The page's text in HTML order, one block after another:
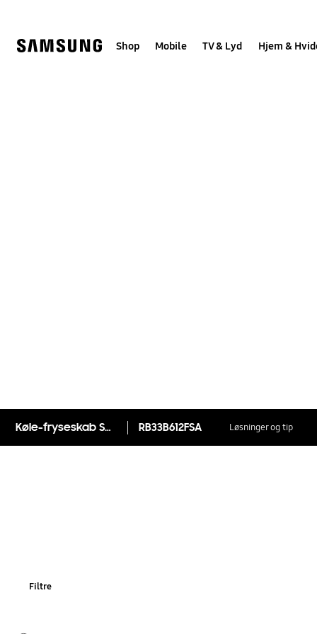
Shop Mobile TV & Lyd Hjem &
Køle-fryseskab Series 6 RB33B612FSA/EF med SpaceMax™ 185 cm RB33B612FSA Løsninger og tip
Filtre